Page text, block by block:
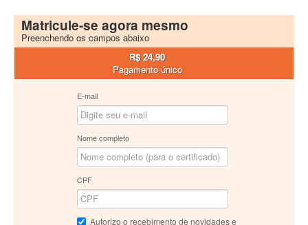
Matricule-se agora mesmo
Preenchendo os campos abaixo
R$ 24,90
Pagamento único
E-mail
Nome completo
CPF
Autorizo o recebimento de novidades e